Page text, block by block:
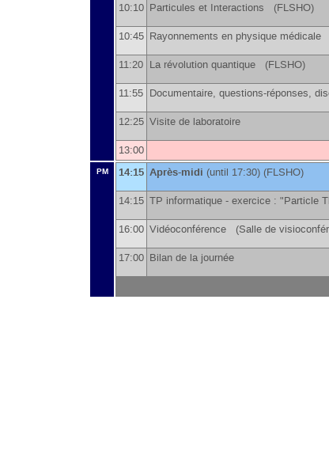
10:10 Particules et Interactions (FLSHO)
10:45 Rayonnements en physique médicale
11:20 La révolution quantique (FLSHO)
11:55 Documentaire, questions-réponses,
12:25 Visite de laboratoire
13:00
PM 14:15 Après-midi (until 17:30) (FLSHO)
14:15 TP informatique - exercice : "Particle
16:00 Vidéoconférence (Salle de
17:00 Bilan de la journée